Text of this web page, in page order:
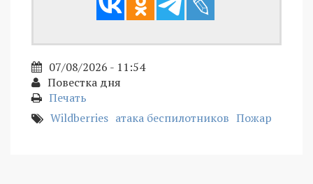
07/08/2026 - 11:54
Повестка дня
Печать
Wildberries атака беспилотников Пожар